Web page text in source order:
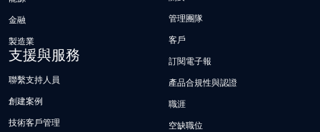
金融
製造業
支援與服務
聯繫支持人員
創建案例
技術客戶管理
管理團隊
客戶
訂閱電子報
產品合規性與認證
職涯
空缺職位